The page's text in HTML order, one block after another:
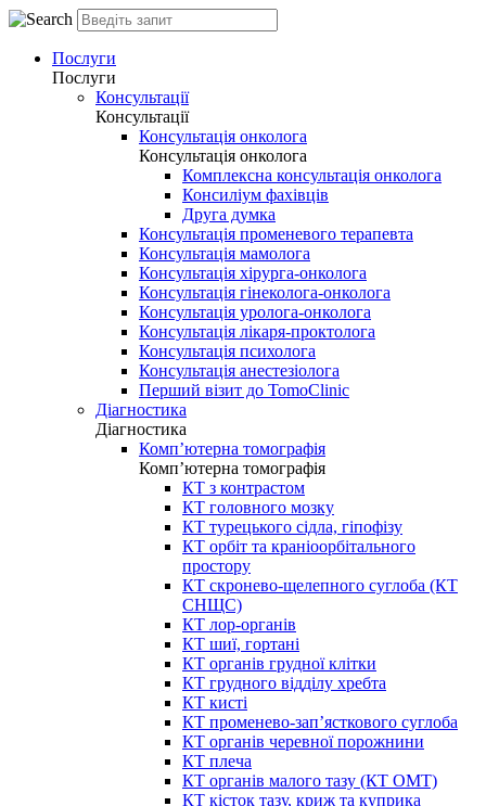
Послуги
Послуги
Консультації
Консультації
Консультація онколога
Консультація онколога
Комплексна консультація онколога
Консиліум фахівців
Друга думка
Консультація променевого терапевта
Консультація мамолога
Консультація хірурга-онколога
Консультація гінеколога-онколога
Консультація уролога-онколога
Консультація лікаря-проктолога
Консультація психолога
Консультація анестезіолога
Перший візит до TomoClinic
Діагностика
Діагностика
Комп’ютерна томографія
Комп’ютерна томографія
КТ з контрастом
КТ головного мозку
КТ турецького сідла, гіпофізу
КТ орбіт та краніоорбітального
простору
КТ скронево-щелепного суглоба (КТ
СНЩС)
КТ лор-органів
КТ шиї, гортані
КТ органів грудної клітки
КТ грудного відділу хребта
КТ кисті
КТ променево-зап’ясткового суглоба
КТ органів черевної порожнини
КТ плеча
КТ органів малого тазу (КТ ОМТ)
КТ кісток тазу, криж та куприка